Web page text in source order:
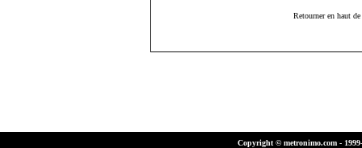
Retourner en haut de
Copyright © metronimo.com -